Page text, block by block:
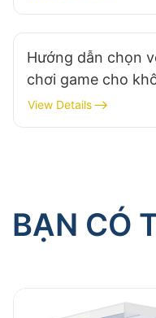
Hướng dẫn chọn
chơi game cho
View Details
BẠN CÓ